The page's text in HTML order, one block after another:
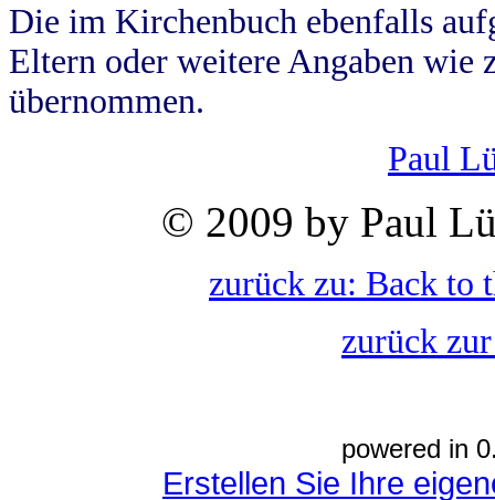
Die im Kirchenbuch ebenfalls
Eltern oder weitere Angaben wie
übernommen.
Paul
© 2009 by Paul
zurück zu: Back to
zurück
powered in
Erstellen Sie Ihre